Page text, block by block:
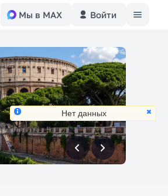
Мы в MAX Войти
впередвперед
Нет данных